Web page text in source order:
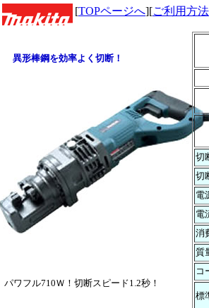
異形棒鋼を効率よく切断！
パワフル710Ｗ！切断スピード1.2秒！
切
切
電
電
消
質
コ
標
[TOPページへ][ご利用方法